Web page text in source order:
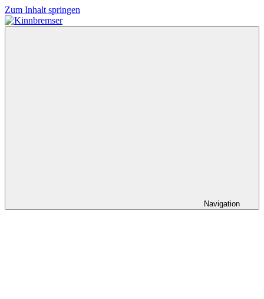
Zum Inhalt springen
Navigation